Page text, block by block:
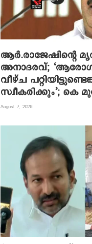
ആര്‍.രാജേഷിന്റെ
അനാദരവ്;
വീഴ്ച
സ്വീകരിക്കും’; കെ
August 7, 2026